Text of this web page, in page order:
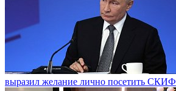
выразил желание лично посетить СКИФ